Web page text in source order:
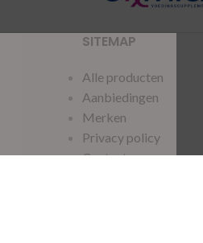
SITEMAP
Alle producten
Aanbiedingen
Merken
Privacy policy
Contact